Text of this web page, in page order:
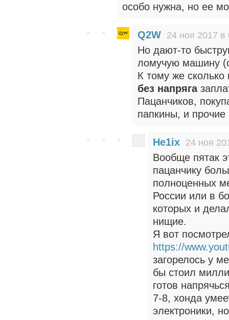
особо нужна, но ее
Q2W 24 ноя 2017 в
Но дают-то
ломучую машину
К тому же сколько
без напряга
Пацанчиков,
папкины, и
He1ix 24 ноя
Вообще пятак
пацанчику
полноценных
России или в
которых и
нищие.
Я вот
https://
загорелось у
бы стоил
готов
7-8, хонда
электроники,